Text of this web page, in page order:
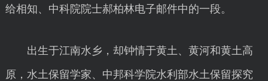
给相知、中科院院士郝柏林电子邮件中的一段。
出生于江南水乡，却钟情于黄土、黄河和黄土高
原，水土保留学家、中邦科学院水利部水土保留探究